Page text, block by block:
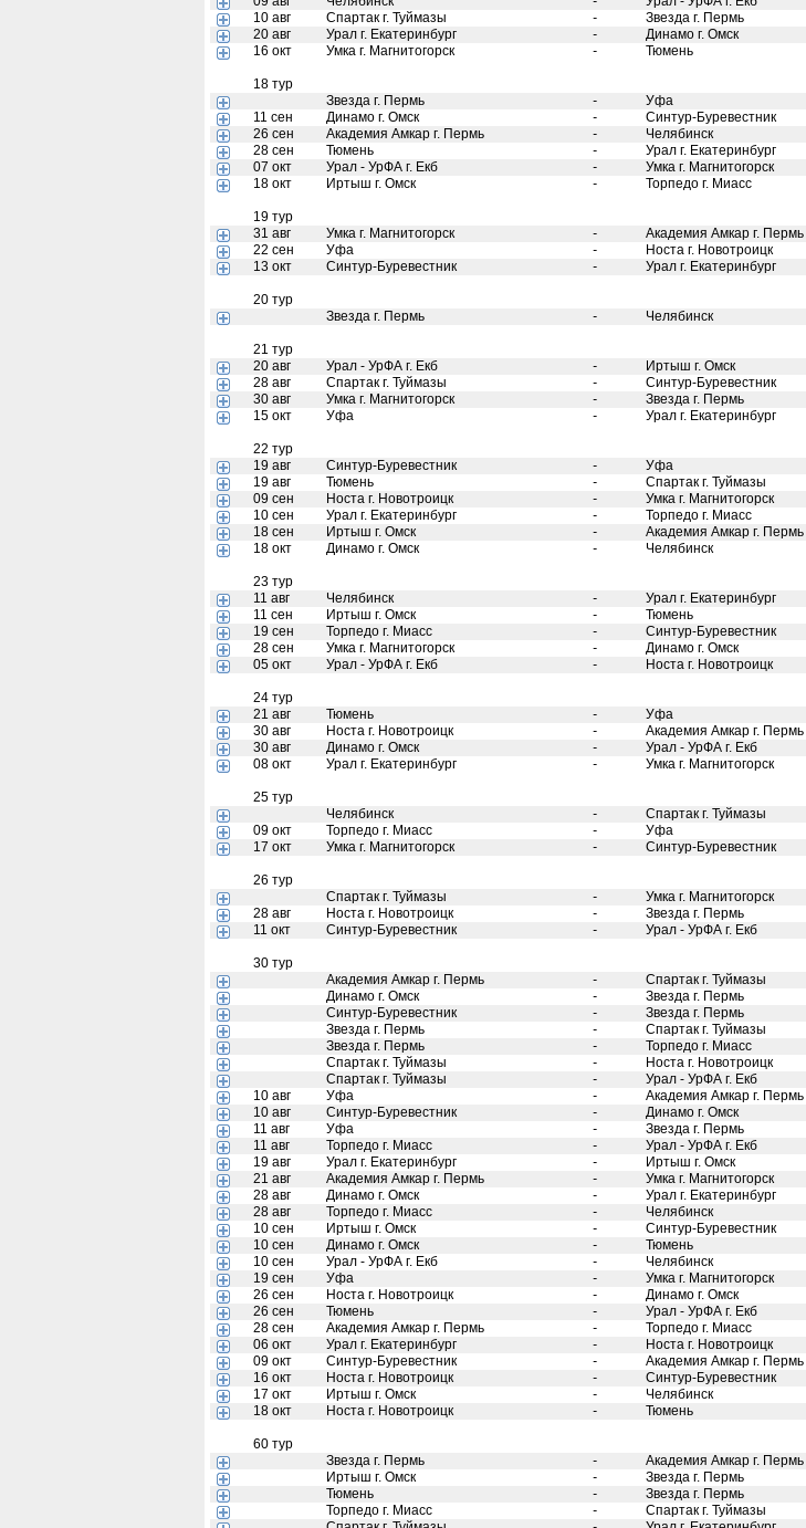
10 авг
Спартак г. Туймазы - Звезда г. Пермь
20 авг
Урал г. Екатеринбург - Динамо г. Омск
16 окт
Умка г. Магнитогорск - Тюмень
18 тур
Звезда г. Пермь
- Уфа
11 сен
Динамо г. Омск - Синтур-Буревестник
26 сен
Академия Амкар г. Пермь - Челябинск
28 сен
Тюмень - Урал г. Екатеринбург
07 окт
Урал - УрФА г. Екб - Умка г. Магнитогорск
18 окт
Иртыш г. Омск - Торпедо г. Миасс
19 тур
31 авг
Умка г. Магнитогорск - Академия Амкар г. Пермь
22 сен
Уфа - Носта г. Новотроицк
13 окт
Синтур-Буревестник - Урал г. Екатеринбург
20 тур
Звезда г. Пермь
- Челябинск
21 тур
20 авг
Урал - УрФА г. Екб - Иртыш г. Омск
28 авг
Спартак г. Туймазы - Синтур-Буревестник
30 авг
Умка г. Магнитогорск - Звезда г. Пермь
15 окт
Уфа - Урал г. Екатеринбург
22 тур
19 авг
Синтур-Буревестник - Уфа
19 авг
Тюмень - Спартак г. Туймазы
09 сен
Носта г. Новотроицк - Умка г. Магнитогорск
10 сен
Урал г. Екатеринбург - Торпедо г. Миасс
18 сен
Иртыш г. Омск - Академия Амкар г. Пермь
18 окт
Динамо г. Омск - Челябинск
23 тур
11 авг
Челябинск - Урал г. Екатеринбург
11 сен
Иртыш г. Омск - Тюмень
19 сен
Торпедо г. Миасс - Синтур-Буревестник
28 сен
Умка г. Магнитогорск - Динамо г. Омск
05 окт
Урал - УрФА г. Екб - Носта г. Новотроицк
24 тур
21 авг
Тюмень - Уфа
30 авг
Носта г. Новотроицк - Академия Амкар г. Пермь
30 авг
Динамо г. Омск - Урал - УрФА г. Екб
08 окт
Урал г. Екатеринбург - Умка г. Магнитогорск
25 тур
Челябинск
- Спартак г. Туймазы
09 окт
Торпедо г. Миасс - Уфа
17 окт
Умка г. Магнитогорск - Синтур-Буревестник
26 тур
Спартак г. Туймазы
- Умка г. Магнитогорск
28 авг
Носта г. Новотроицк - Звезда г. Пермь
11 окт
Синтур-Буревестник - Урал - УрФА г. Екб
30 тур
Академия Амкар г. Пермь
- Спартак г. Туймазы
Динамо г. Омск
- Звезда г. Пермь
Синтур-Буревестник
- Звезда г. Пермь
Звезда г. Пермь
- Спартак г. Туймазы
Звезда г. Пермь
- Торпедо г. Миасс
Спартак г. Туймазы
- Носта г. Новотроицк
Спартак г. Туймазы
- Урал - УрФА г. Екб
10 авг
Уфа - Академия Амкар г. Пермь
10 авг
Синтур-Буревестник - Динамо г. Омск
11 авг
Уфа - Звезда г. Пермь
11 авг
Торпедо г. Миасс - Урал - УрФА г. Екб
19 авг
Урал г. Екатеринбург - Иртыш г. Омск
21 авг
Академия Амкар г. Пермь - Умка г. Магнитогорск
28 авг
Динамо г. Омск - Урал г. Екатеринбург
28 авг
Торпедо г. Миасс - Челябинск
10 сен
Иртыш г. Омск - Синтур-Буревестник
10 сен
Динамо г. Омск - Тюмень
10 сен
Урал - УрФА г. Екб - Челябинск
19 сен
Уфа - Умка г. Магнитогорск
26 сен
Носта г. Новотроицк - Динамо г. Омск
26 сен
Тюмень - Урал - УрФА г. Екб
28 сен
Академия Амкар г. Пермь - Торпедо г. Миасс
06 окт
Урал г. Екатеринбург - Носта г. Новотроицк
09 окт
Синтур-Буревестник - Академия Амкар г. Пермь
16 окт
Носта г. Новотроицк - Синтур-Буревестник
17 окт
Иртыш г. Омск - Челябинск
18 окт
Носта г. Новотроицк - Тюмень
60 тур
Звезда г. Пермь
- Академия Амкар г. Пермь
Иртыш г. Омск
- Звезда г. Пермь
Тюмень
- Звезда г. Пермь
Торпедо г. Миасс
- Спартак г. Туймазы